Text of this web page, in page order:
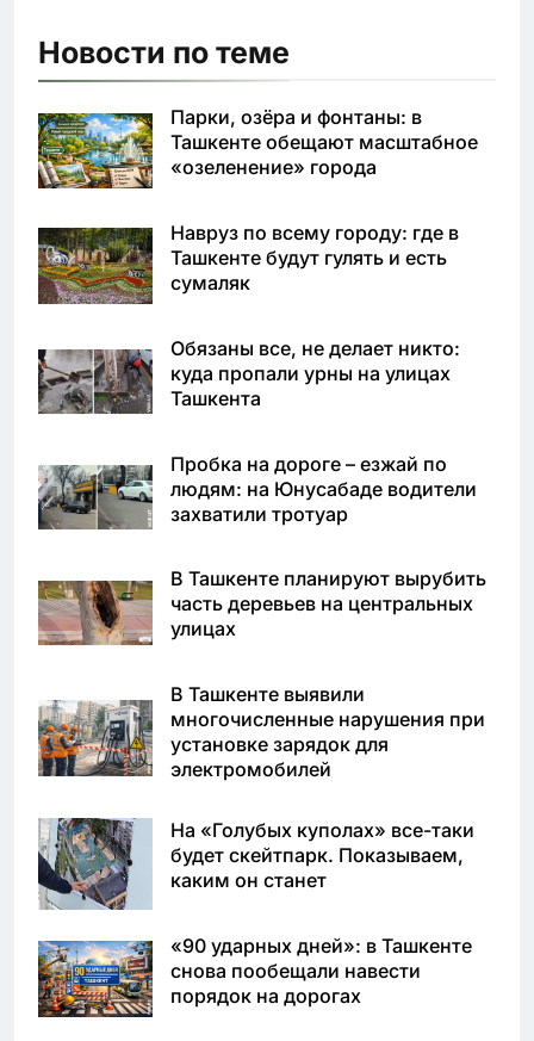
Новости по теме
Парки, озёра и фонтаны: в
Ташкенте обещают масштабное
«озеленение» города
Навруз по всему городу: где в
Ташкенте будут гулять и есть
сумаляк
Обязаны все, не делает никто:
куда пропали урны на улицах
Ташкента
Пробка на дороге – езжай по
людям: на Юнусабаде водители
захватили тротуар
В Ташкенте планируют вырубить
часть деревьев на центральных
улицах
В Ташкенте выявили
многочисленные нарушения при
установке зарядок для
электромобилей
На «Голубых куполах» все-таки
будет скейтпарк. Показываем,
каким он станет
«90 ударных дней»: в Ташкенте
снова пообещали навести
порядок на дорогах